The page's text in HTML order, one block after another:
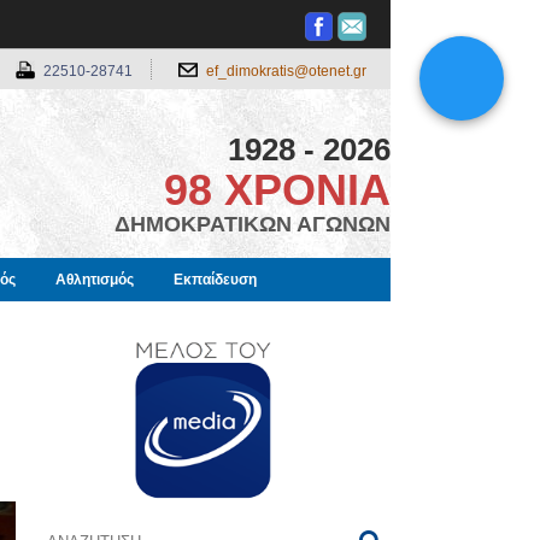
22510-28741 ef_dimokratis@otenet.gr
1928 - 2026
98 ΧΡΟΝΙΑ
ΔΗΜΟΚΡΑΤΙΚΩΝ ΑΓΩΝΩΝ
Αθλητισμός Εκπαίδευση